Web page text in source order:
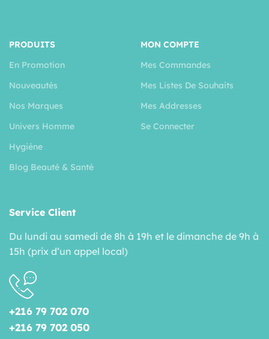
PRODUITS
En Promotion
Nouveautés
Nos Marques
Univers Homme
Hygiéne
Blog Beauté & Santé
MON COMPTE
Mes Commandes
Mes Listes De Souhaits
Mes Addresses
Se Connecter
Service Client
Du lundi au samedi de 8h à 19h et le dimanche de 9h à
15h (prix d’un appel local)
+216 79 702 070
+216 79 702 050